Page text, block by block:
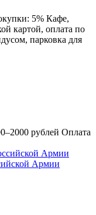
5% Кафе,
картой, оплата по
парковка для
рублей Оплата
Армии